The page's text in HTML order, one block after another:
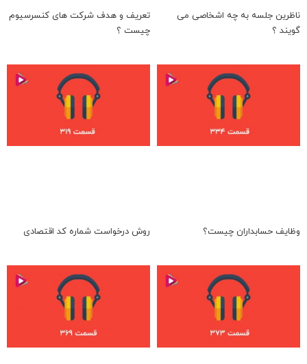
ناظرین جلسه به چه اشخاصی می
گویند ؟
تعریف و هدف شرکت های کنسرسیوم
چیست ؟
وظایف حسابداران چیست؟ روش درخواست شماره کد اقتصادی